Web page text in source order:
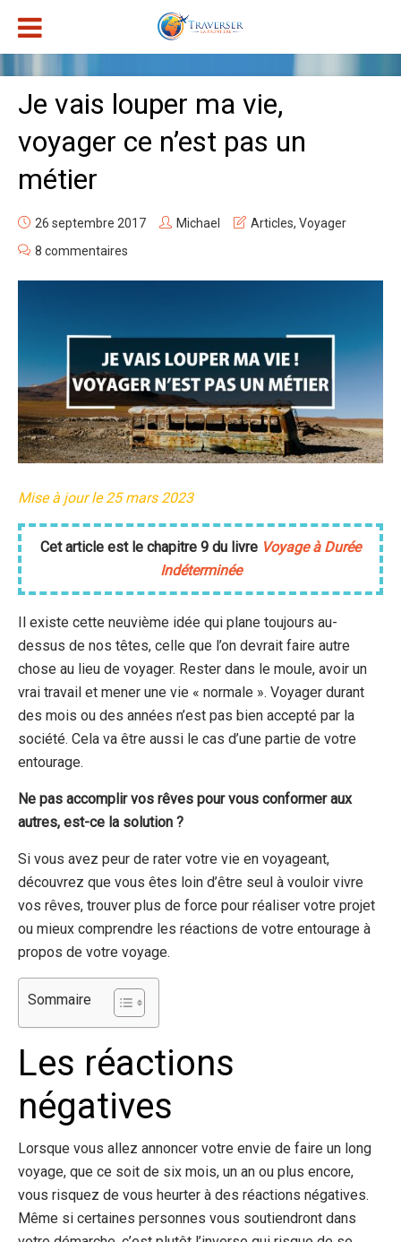
Je vais louper ma vie,
voyager ce n’est pas un
métier
26 septembre 2017 Michael Articles, Voyager
8 commentaires
Mise à jour le 25 mars 2023
Cet article est le chapitre 9 du livre Voyage à Durée
Indéterminée
Il existe cette neuvième idée qui plane toujours au-
dessus de nos têtes, celle que l’on devrait faire autre
chose au lieu de voyager. Rester dans le moule, avoir un
vrai travail et mener une vie « normale ». Voyager durant
des mois ou des années n’est pas bien accepté par la
société. Cela va être aussi le cas d’une partie de votre
entourage.
Ne pas accomplir vos rêves pour vous conformer aux
autres, est-ce la solution ?
Si vous avez peur de rater votre vie en voyageant,
découvrez que vous êtes loin d’être seul à vouloir vivre
vos rêves, trouver plus de force pour réaliser votre projet
ou mieux comprendre les réactions de votre entourage à
propos de votre voyage.
Sommaire
Les réactions
négatives
Lorsque vous allez annoncer votre envie de faire un long
voyage, que ce soit de six mois, un an ou plus encore,
vous risquez de vous heurter à des réactions négatives.
Même si certaines personnes vous soutiendront dans